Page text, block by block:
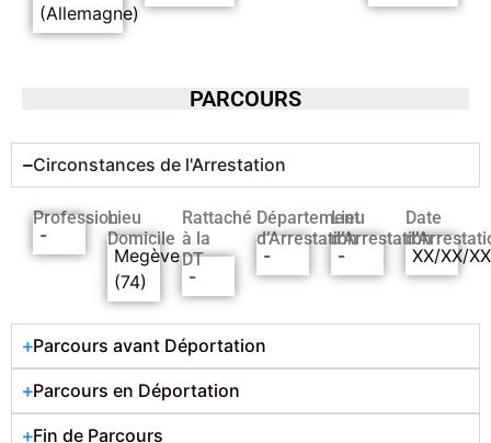
(Allemagne)
PARCOURS
Circonstances de l'Arrestation
Profession
-
Lieu
Domicile
Megève
(74)
Rattaché
à la
DT
-
Département
d’Arrestation
-
Lieu
d’Arrestation
-
Date
XX/XX/
Parcours avant Déportation
Parcours en Déportation
Fin de Parcours